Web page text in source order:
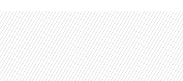
Skip to main content